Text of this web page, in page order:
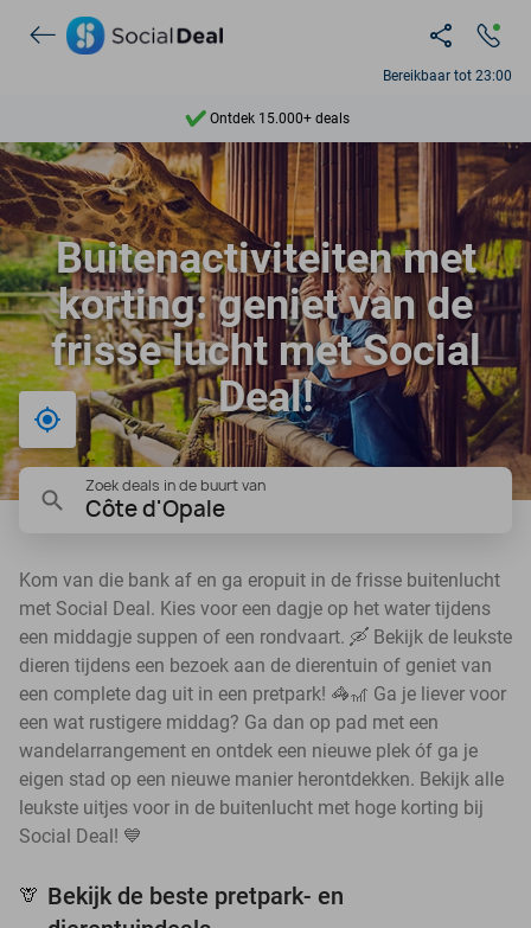
Bereikbaar tot 23:00
Ontdek 15.000+ deals
7 dagen per week beschikbaar
10+ miljoen leden
9,4
Ontdek 15.000+ deals
Buitenactiviteiten met
korting: geniet van de
frisse lucht met Social
Deal!
Bij mij in de buurt
Zoek deals in de buurt van
Côte d'Opale
Kom van die bank af en ga eropuit in de frisse buitenlucht
met Social Deal. Kies voor een dagje op het water tijdens
een middagje suppen of een rondvaart. 🛶 Bekijk de leukste
dieren tijdens een bezoek aan de dierentuin of geniet van
een complete dag uit in een pretpark! 🦓🎢 Ga je liever voor
een wat rustigere middag? Ga dan op pad met een
wandelarrangement en ontdek een nieuwe plek óf ga je
eigen stad op een nieuwe manier herontdekken. Bekijk alle
leukste uitjes voor in de buitenlucht met hoge korting bij
Social Deal! 💙
🦒 Bekijk de beste pretpark- en